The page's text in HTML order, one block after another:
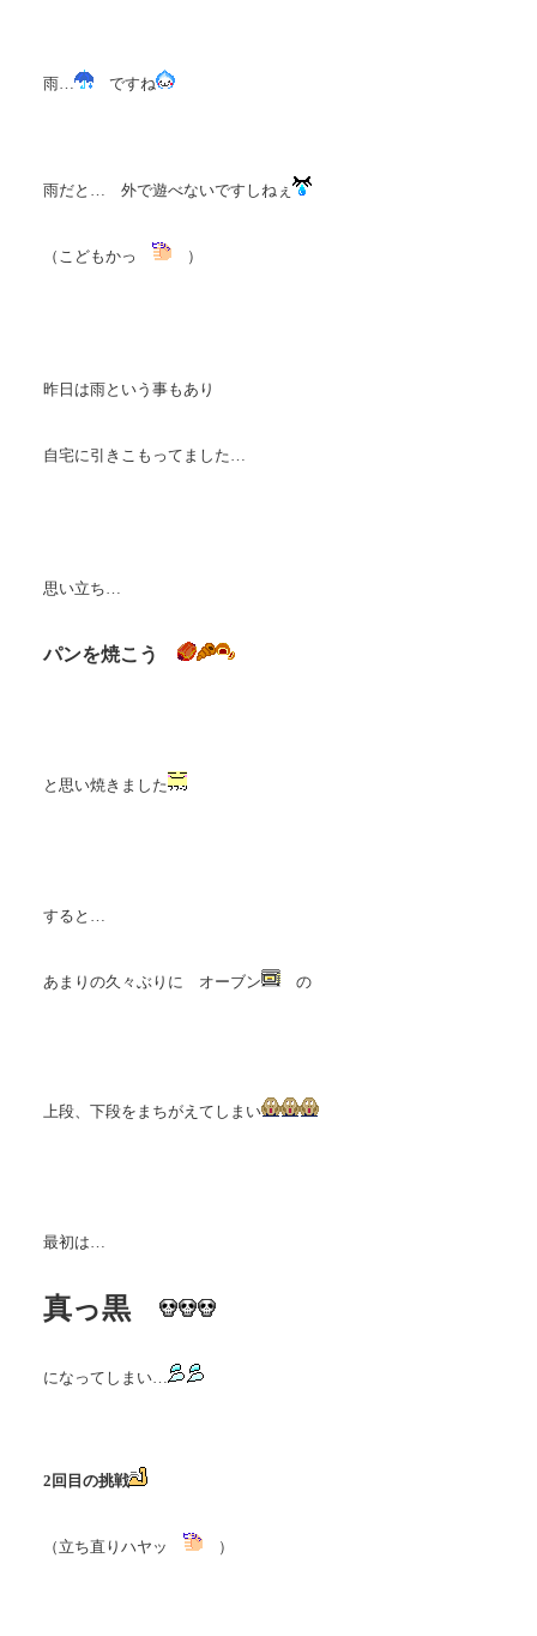
雨… ですね
雨だと… 外で遊べないですしねぇ
（こどもかっ ）
昨日は雨という事もあり
自宅に引きこもってました…
思い立ち…
パンを焼こう
と思い焼きました
すると…
あまりの久々ぶりに オーブン の
上段、下段をまちがえてしまい
最初は…
真っ黒
になってしまい…
2回目の挑戦
（立ち直りハヤッ ）